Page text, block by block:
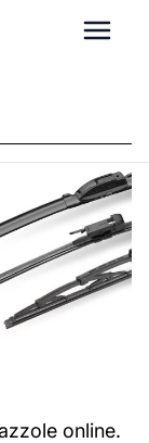
online.